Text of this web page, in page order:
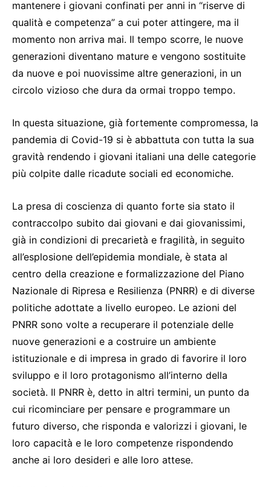
mantenere i giovani confinati per anni in “riserve di
qualità e competenza” a cui poter attingere, ma il
momento non arriva mai. Il tempo scorre, le nuove
generazioni diventano mature e vengono sostituite
da nuove e poi nuovissime altre generazioni, in un
circolo vizioso che dura da ormai troppo tempo.
In questa situazione, già fortemente compromessa, la
pandemia di Covid-19 si è abbattuta con tutta la sua
gravità rendendo i giovani italiani una delle categorie
più colpite dalle ricadute sociali ed economiche.
La presa di coscienza di quanto forte sia stato il
contraccolpo subito dai giovani e dai giovanissimi,
già in condizioni di precarietà e fragilità, in seguito
all’esplosione dell’epidemia mondiale, è stata al
centro della creazione e formalizzazione del Piano
Nazionale di Ripresa e Resilienza (PNRR) e di diverse
politiche adottate a livello europeo. Le azioni del
PNRR sono volte a recuperare il potenziale delle
nuove generazioni e a costruire un ambiente
istituzionale e di impresa in grado di favorire il loro
sviluppo e il loro protagonismo all’interno della
società. Il PNRR è, detto in altri termini, un punto da
cui ricominciare per pensare e programmare un
futuro diverso, che risponda e valorizzi i giovani, le
loro capacità e le loro competenze rispondendo
anche ai loro desideri e alle loro attese.